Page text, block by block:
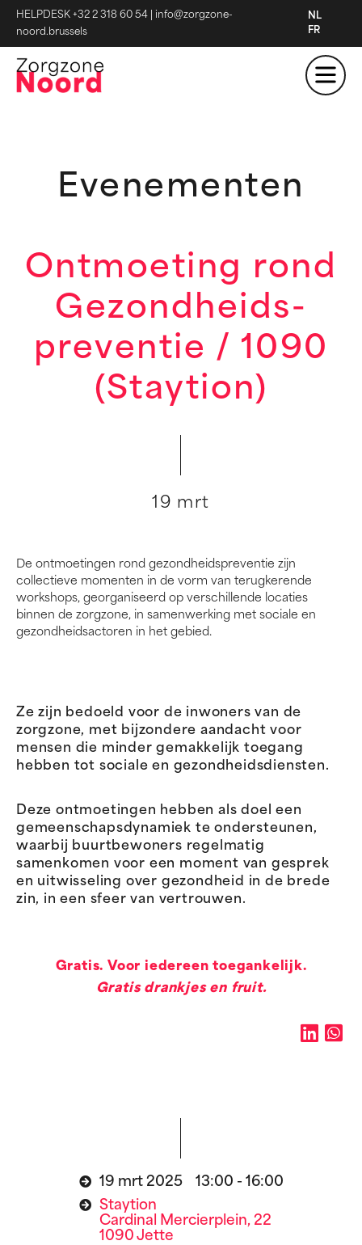
HELPDESK +32 2 318 60 54
info@zorgzone-
noord.brussels
NL
FR
Evenementen
Ontmoeting rond
Gezondheids-
preventie / 1090
(Staytion)
19 mrt
De ontmoetingen rond gezondheidspreventie zijn
collectieve momenten in de vorm van terugkerende
workshops, georganiseerd op verschillende locaties
binnen de zorgzone, in samenwerking met sociale en
gezondheidsactoren in het gebied.
Ze zijn bedoeld voor de inwoners van de
zorgzone, met bijzondere aandacht voor
mensen die minder gemakkelijk toegang
hebben tot sociale en gezondheidsdiensten.
Deze ontmoetingen hebben als doel een
gemeenschapsdynamiek te ondersteunen,
waarbij buurtbewoners regelmatig
samenkomen voor een moment van gesprek
en uitwisseling over gezondheid in de brede
zin, in een sfeer van vertrouwen.
Gratis. Voor iedereen toegankelijk.
Gratis drankjes en fruit.
19 mrt 2025 13:00 - 16:00
Staytion
Cardinal Mercierplein, 22
1090 Jette